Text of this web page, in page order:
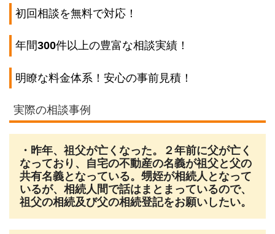
初回相談を無料で対応！
年間300件以上の豊富な相談実績！
明瞭な料金体系！安心の事前見積！
実際の相談事例
・昨年、祖父が亡くなった。２年前に父が亡く
なっており、自宅の不動産の名義が祖父と父の
共有名義となっている。甥姪が相続人となって
いるが、相続人間で話はまとまっているので、
祖父の相続及び父の相続登記をお願いしたい。